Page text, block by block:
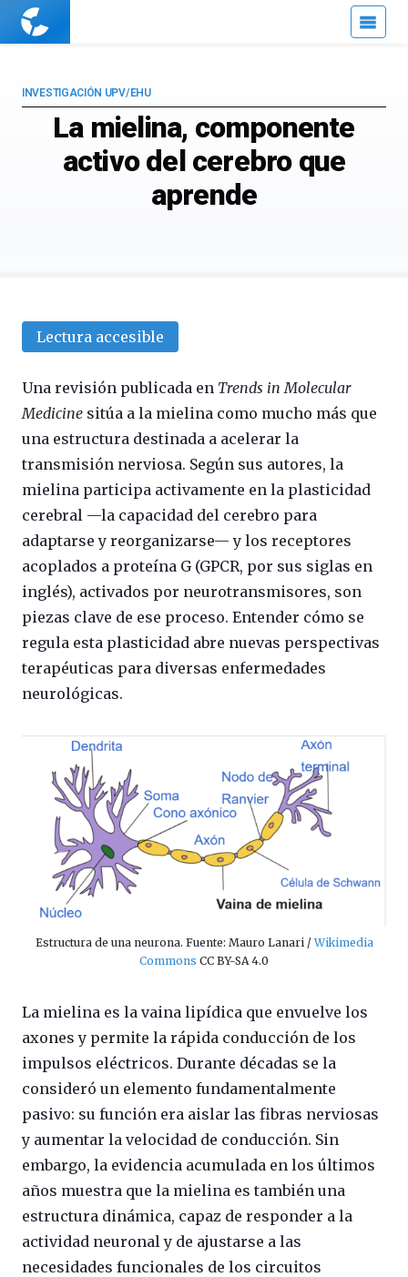
Cuaderno
La mielina, componente
activo del cerebro que
aprende
INVESTIGACIÓN UPV/EHU
Lectura accesible
Una revisión publicada en Trends in Molecular
Medicine sitúa a la mielina como mucho más que
una estructura destinada a acelerar la
transmisión nerviosa. Según sus autores, la
mielina participa activamente en la plasticidad
cerebral —la capacidad del cerebro para
adaptarse y reorganizarse— y los receptores
acoplados a proteína G (GPCR, por sus siglas en
inglés), activados por neurotransmisores, son
piezas clave de ese proceso. Entender cómo se
regula esta plasticidad abre nuevas perspectivas
terapéuticas para diversas enfermedades
neurológicas.
Estructura de una neurona. Fuente: Mauro Lanari /Wikimedia
Commons CC BY-SA 4.0
La mielina es la vaina lipídica que envuelve los
axones y permite la rápida conducción de los
impulsos eléctricos. Durante décadas se la
consideró un elemento fundamentalmente
pasivo: su función era aislar las fibras nerviosas
y aumentar la velocidad de conducción. Sin
embargo, la evidencia acumulada en los últimos
años muestra que la mielina es también una
estructura dinámica, capaz de responder a la
actividad neuronal y de ajustarse a las
necesidades funcionales de los circuitos